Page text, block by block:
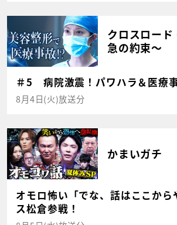
クロスロー
急の約束～
＃5 病院激震！パワハラ＆医療
8月4日(火)放送分
かまいガチ
オモロ怖い「でな、話はここから
ス松倉参戦！